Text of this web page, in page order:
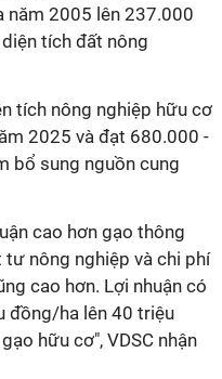
năm 2005 lên 237.000
tích đất nông
tích nông nghiệp hữu cơ
2025 và đạt 680.000 -
bổ sung nguồn cung
cao hơn gạo thông
nông nghiệp và chi phí
cao hơn. Lợi nhuận có
đồng/ha lên 40 triệu
hữu cơ", VDSC nhận